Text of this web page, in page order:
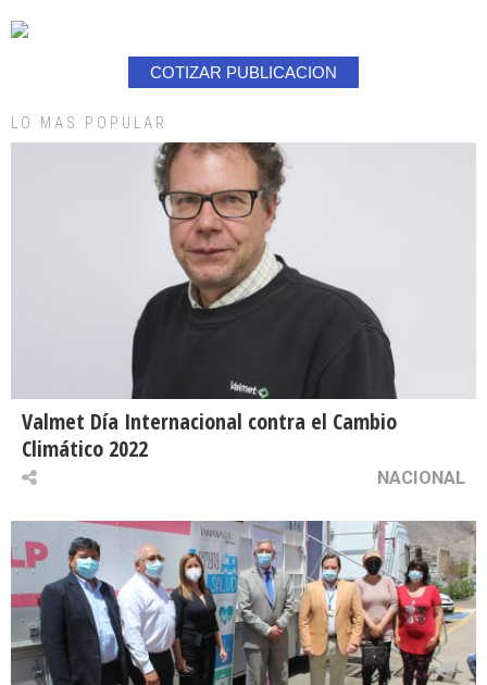
COTIZAR PUBLICACION
LO MAS POPULAR
Valmet Día Internacional contra el Cambio
Climático 2022
NACIONAL